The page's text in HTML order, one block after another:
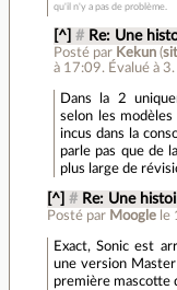
qu'il n'y a pas de problème.
[^] # Re: Une
Posté par Kekun(
à 17:09. Évalué à 3.
Dans la 2
selon les
incus dans la
parle pas que de
plus large de
[^] # Re: Une
Posté par Moogle le
Exact, Sonic est
une version
première mascotte